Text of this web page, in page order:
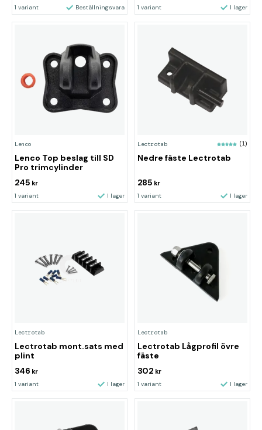
1 variant Beställningsvara 1 variant I lager
Lenco
Lenco Top beslag till SD
Pro trimcylinder
245 kr
1 variant I lager
Lectrotab (1)
Nedre fäste Lectrotab
285 kr
1 variant I lager
Lectrotab
Lectrotab mont.sats med
plint
346 kr
1 variant I lager
Lectrotab
Lectrotab Lågprofil övre
fäste
302 kr
1 variant I lager